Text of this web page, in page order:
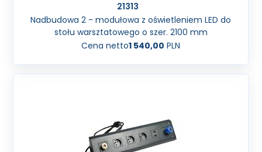
21313
Nadbudowa 2 - modułowa z oświetleniem LED do
stołu warsztatowego o szer. 2100 mm
Cena netto1 540,00 PLN